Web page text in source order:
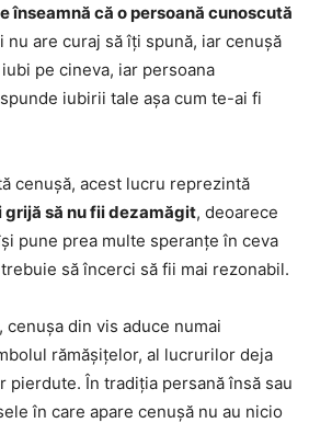
înseamnă că o persoană cunoscută
nu are curaj să îți spună, iar cenușă
pe cineva, iar persoana
iubirii tale așa cum te-ai fi
cenușă, acest lucru reprezintă
grijă să nu fii dezamăgit, deoarece
pune prea multe speranțe în ceva
să încerci să fii mai rezonabil.
din vis aduce numai
rămășițelor, al lucrurilor deja
pierdute. În tradiția persană însă sau
în care apare cenușă nu au nicio